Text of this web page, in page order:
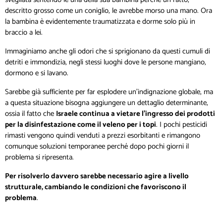
descritto grosso come un coniglio, le avrebbe morso una mano. Ora
la bambina è evidentemente traumatizzata e dorme solo più in
braccio a lei.
Immaginiamo anche gli odori che si sprigionano da questi cumuli di
detriti e immondizia, negli stessi luoghi dove le persone mangiano,
dormono e si lavano.
Sarebbe già sufficiente per far esplodere un’indignazione globale, ma
a questa situazione bisogna aggiungere un dettaglio determinante,
ossia il fatto che Israele continua a vietare l’ingresso dei prodotti
per la disinfestazione come il veleno per i topi. I pochi pesticidi
rimasti vengono quindi venduti a prezzi esorbitanti e rimangono
comunque soluzioni temporanee perché dopo pochi giorni il
problema si ripresenta.
Per risolverlo davvero sarebbe necessario agire a livello
strutturale, cambiando le condizioni che favoriscono il
problema.